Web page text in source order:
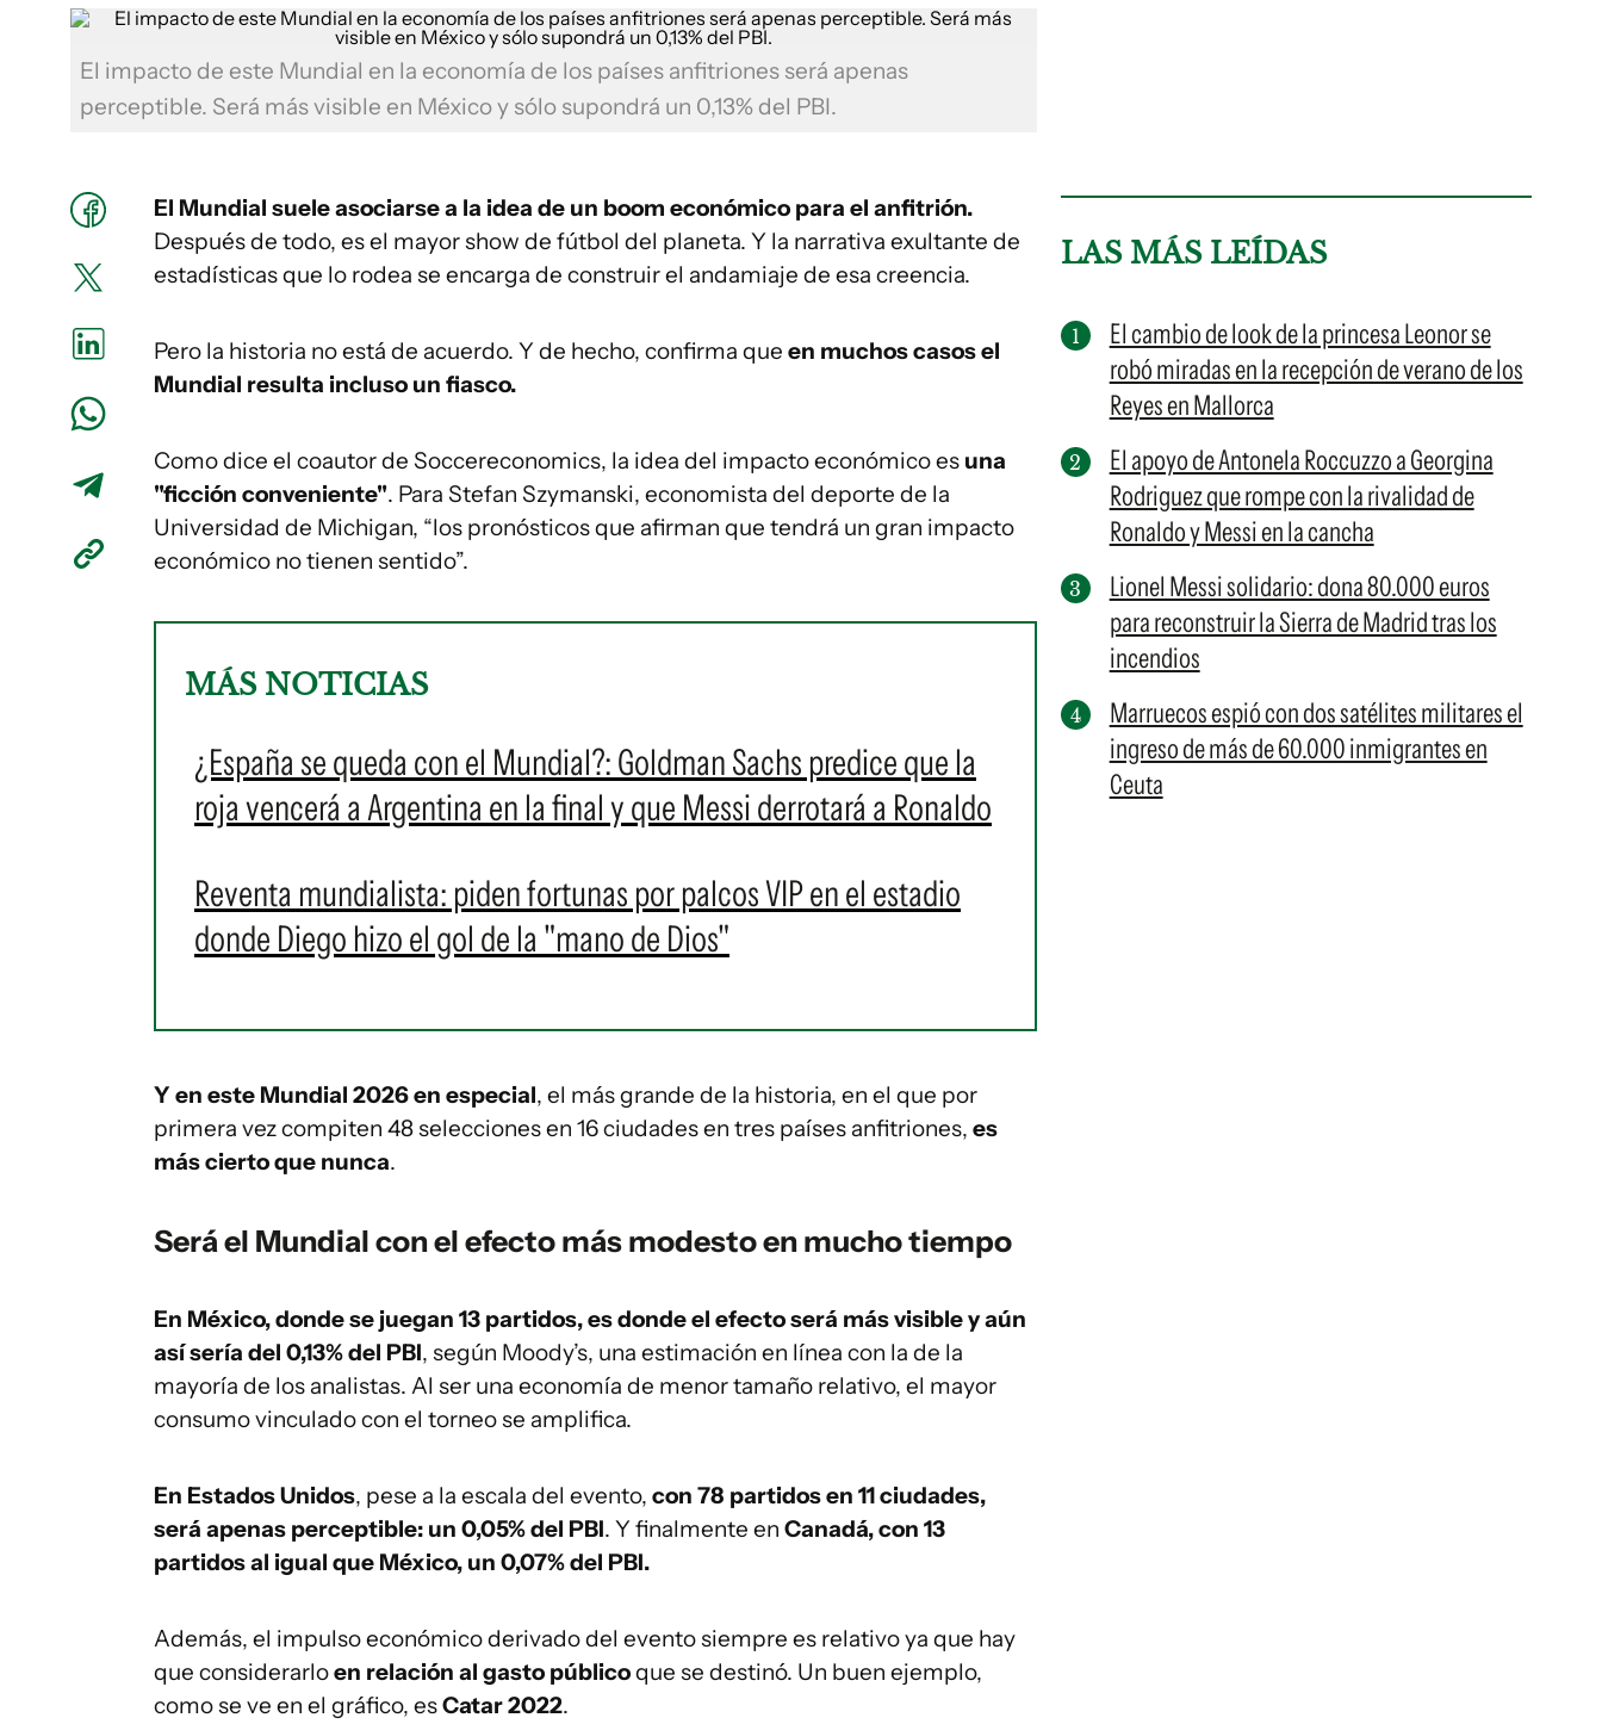
El impacto de este Mundial en la economía de los países anfitriones será apenas
perceptible. Será más visible en México y sólo supondrá un 0,13% del PBI.
El Mundial suele asociarse a la idea de un boom económico para el anfitrión.
Después de todo, es el mayor show de fútbol del planeta. Y la narrativa exultante de
estadísticas que lo rodea se encarga de construir el andamiaje de esa creencia.
Pero la historia no está de acuerdo. Y de hecho, confirma que en muchos casos el
Mundial resulta incluso un fiasco.
Como dice el coautor de Soccereconomics, la idea del impacto económico es una
"ficción conveniente". Para Stefan Szymanski, economista del deporte de la
Universidad de Michigan, “los pronósticos que afirman que tendrá un gran impacto
económico no tienen sentido”.
MÁS NOTICIAS
¿España se queda con el Mundial?: Goldman Sachs predice que la
roja vencerá a Argentina en la final y que Messi derrotará a Ronaldo
Reventa mundialista: piden fortunas por palcos VIP en el estadio
donde Diego hizo el gol de la "mano de Dios"
Y en este Mundial 2026 en especial, el más grande de la historia, en el que por
primera vez compiten 48 selecciones en 16 ciudades en tres países anfitriones, es
más cierto que nunca.
Será el Mundial con el efecto más modesto en mucho tiempo
En México, donde se juegan 13 partidos, es donde el efecto será más visible y aún
así sería del 0,13% del PBI, según Moody’s, una estimación en línea con la de la
mayoría de los analistas. Al ser una economía de menor tamaño relativo, el mayor
consumo vinculado con el torneo se amplifica.
En Estados Unidos, pese a la escala del evento, con 78 partidos en 11 ciudades,
será apenas perceptible: un 0,05% del PBI. Y finalmente en Canadá, con 13
partidos al igual que México, un 0,07% del PBI.
Además, el impulso económico derivado del evento siempre es relativo ya que hay
que considerarloen relación al gasto públicoque se destinó. Un buen ejemplo,
como se ve en el gráfico, esCatar 2022.
LAS MÁS LEÍDAS
El cambio de look de la princesa Leonor se
robó miradas en la recepción de verano de los
Reyes en Mallorca
El apoyo de Antonela Roccuzzo a Georgina
Rodriguez que rompe con la rivalidad de
Ronaldo y Messi en la cancha
Lionel Messi solidario: dona 80.000 euros
para reconstruir la Sierra de Madrid tras los
incendios
Marruecos espió con dos satélites militares el
ingreso de más de 60.000 inmigrantes en
Ceuta